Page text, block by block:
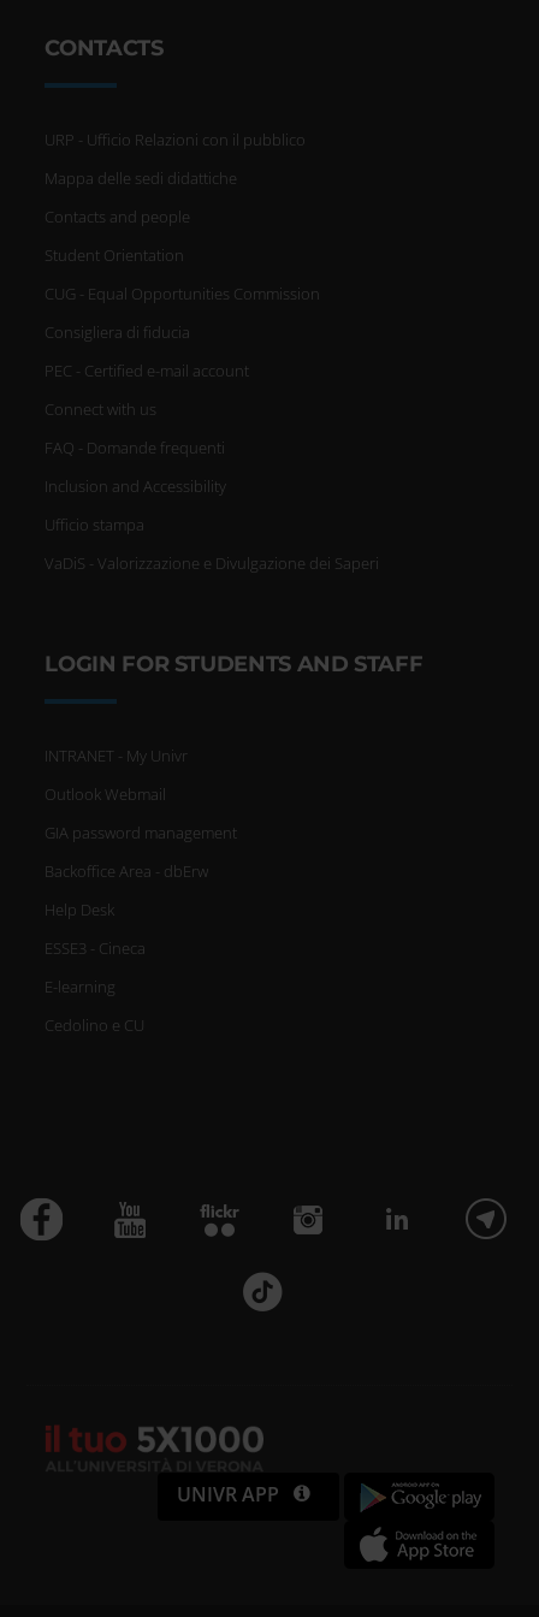
CONTACTS
URP - Ufficio Relazioni con il pubblico
Mappa delle sedi didattiche
Contacts and people
Student Orientation
CUG - Equal Opportunities Commission
Consigliera di fiducia
PEC - Certified e-mail account
Connect with us
FAQ - Domande frequenti
Inclusion and Accessibility
Ufficio stampa
VaDiS - Valorizzazione e Divulgazione dei Saperi
LOGIN FOR STUDENTS AND STAFF
INTRANET - My Univr
Outlook Webmail
GIA password management
Backoffice Area - dbErw
Help Desk
ESSE3 - Cineca
E-learning
Cedolino e CU
UNIVR APP